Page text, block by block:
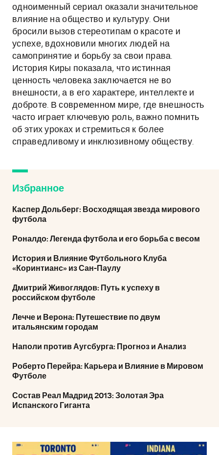
одноименный сериал оказали значительное
влияние на общество и культуру. Они
бросили вызов стереотипам о красоте и
успехе, вдохновили многих людей на
самопринятие и борьбу за свои права.
История Киры показала, что истинная
ценность человека заключается не во
внешности, а в его характере, интеллекте и
доброте. В современном мире, где внешность
часто играет ключевую роль, важно помнить
об этих уроках и стремиться к более
справедливому и инклюзивному обществу.
Избранное
Каспер Дольберг: Восходящая звезда мирового
футбола
Роналдо: Легенда футбола и его борьба с весом
История и Влияние Футбольного Клуба
«Коринтианс» из Сан-Паулу
Дмитрий Живоглядов: Путь к успеху в
российском футболе
Лечче и Верона: Путешествие по двум
итальянским городам
Наполи против Аугсбурга: Прогноз и Анализ
Роберто Перейра: Карьера и Влияние в Мировом
Футболе
Состав Реал Мадрид 2013: Золотая Эра
Испанского Гиганта